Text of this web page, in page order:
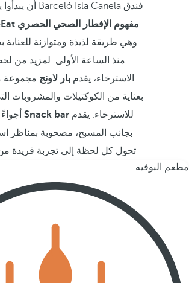
فندق Barceló Isla Canela أن يبدأوا يومهم مع
مفهوم الإفطار الصحي الحصري B-LikeEat،
وهي طريقة لذيذة ومتوازنة
منذ الساعة الأولى. لمزيد من
الاسترخاء، يقدمبار لاونج مجموعة
بعناية من الكوكتيلات والمشروبات
للاسترخاء. يقدم Snack bar
بجانب المسبح، مصحوبة بمناظر
تحول كل لحظة إلى تجربة فريدة
مطعم البوفيه